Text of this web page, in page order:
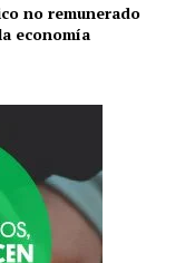
no remunerado
economía